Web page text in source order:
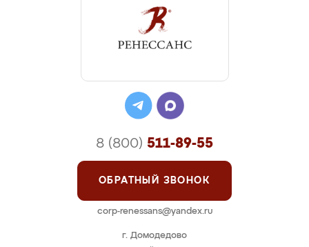
г. Домодедово
8 (800) 511-89-55
ОБРАТНЫЙ ЗВОНОК
corp-renessans@yandex.ru